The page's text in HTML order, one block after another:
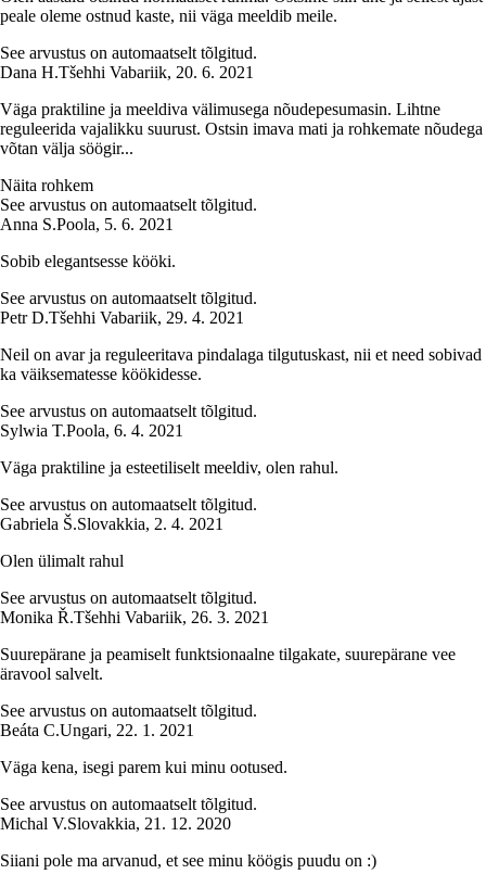
peale oleme ostnud kaste, nii väga meeldib meile.
See arvustus on automaatselt tõlgitud.
Dana H.Tšehhi Vabariik, 20. 6. 2021
Väga praktiline ja meeldiva välimusega nõudepesumasin. Lihtne
reguleerida vajalikku suurust. Ostsin imava mati ja rohkemate nõudega
võtan välja söögir...
Näita rohkem
See arvustus on automaatselt tõlgitud.
Anna S.Poola, 5. 6. 2021
Sobib elegantsesse kööki.
See arvustus on automaatselt tõlgitud.
Petr D.Tšehhi Vabariik, 29. 4. 2021
Neil on avar ja reguleeritava pindalaga tilgutuskast, nii et need sobivad
ka väiksematesse köökidesse.
See arvustus on automaatselt tõlgitud.
Sylwia T.Poola, 6. 4. 2021
Väga praktiline ja esteetiliselt meeldiv, olen rahul.
See arvustus on automaatselt tõlgitud.
Gabriela Š.Slovakkia, 2. 4. 2021
Olen ülimalt rahul
See arvustus on automaatselt tõlgitud.
Monika Ř.Tšehhi Vabariik, 26. 3. 2021
Suurepärane ja peamiselt funktsionaalne tilgakate, suurepärane vee
äravool salvelt.
See arvustus on automaatselt tõlgitud.
Beáta C.Ungari, 22. 1. 2021
Väga kena, isegi parem kui minu ootused.
See arvustus on automaatselt tõlgitud.
Michal V.Slovakkia, 21. 12. 2020
Siiani pole ma arvanud, et see minu köögis puudu on :)